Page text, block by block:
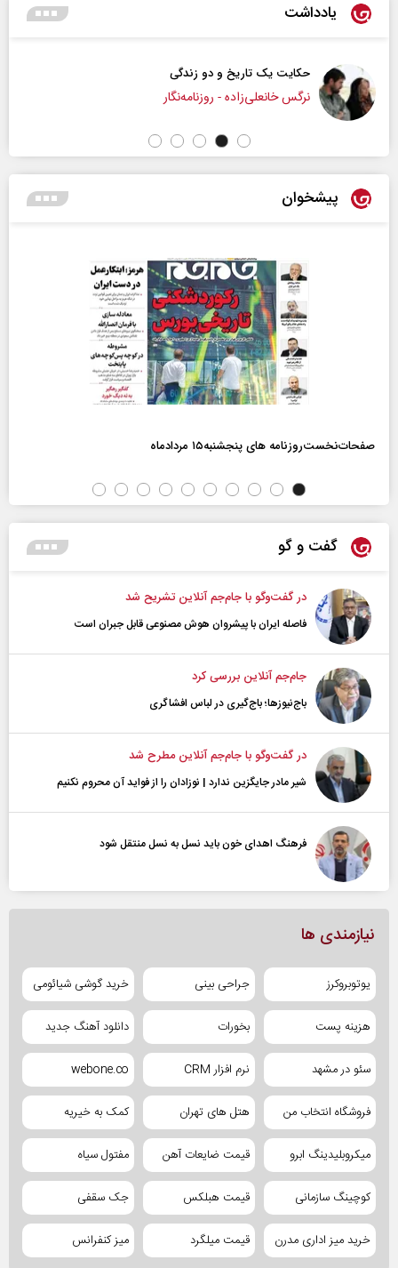
یادداشت
حکایت یک تاریخ و دو زندگی
نرگس خانعلی‌زاده - روزنامه‌نگار
پیشخوان
صفحات‌نخست‌روزنامه ها‌ی پنجشنبه‌۱۵ مردادماه
گفت و گو
در گفت‌و‌گو با جام‌جم آنلاین تشریح شد
فاصله ایران با پیشرو‌ان هوش مصنوعی قابل جبران است
جام‌جم آنلاین بررسی کرد
باج‌نیوزها؛ باج‌گیری در لباس افشاگری
در گفت‌و‌گو با جام‌جم آنلاین مطرح شد
شیر مادر جایگزین ندارد | نوزادان را از فواید آن محروم نکنیم
فرهنگ اهدای خون باید نسل به نسل منتقل شود
نیازمندی ها
یوتوبروکرز جراحی بینی خرید گوشی شیائومی
هزینه پست بخورات دانلود آهنگ جدید
سئو در مشهد نرم افزار CRM webone.co
فروشگاه انتخاب من هتل های تهران کمک به خیریه
میکروبلیدینگ ابرو قیمت ضایعات آهن مفتول سیاه
کوچینگ سازمانی قیمت هبلکس جک سقفی
خرید میز اداری مدرن قیمت میلگرد میز کنفرانس